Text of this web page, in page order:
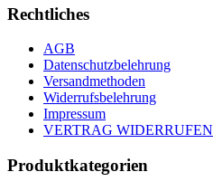
Rechtliches
AGB
Datenschutzbelehrung
Versandmethoden
Widerrufsbelehrung
Impressum
VERTRAG WIDERRUFEN
Produktkategorien